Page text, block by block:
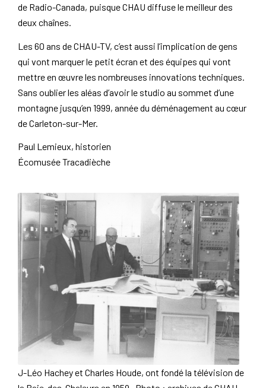
de Radio-Canada, puisque CHAU diffuse le meilleur des
deux chaînes.
Les 60 ans de CHAU-TV, c’est aussi l’implication de gens
qui vont marquer le petit écran et des équipes qui vont
mettre en œuvre les nombreuses innovations techniques.
Sans oublier les aléas d’avoir le studio au sommet d’une
montagne jusqu’en 1999, année du déménagement au cœur
de Carleton-sur-Mer.
Paul Lemieux, historien
Écomusée Tracadièche
J-Léo Hachey et Charles Houde, ont fondé la télévision de